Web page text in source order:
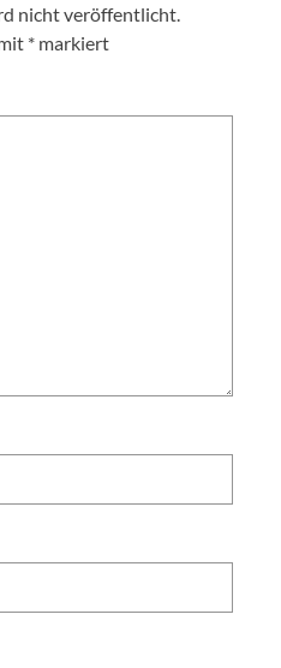
nicht veröffentlicht.
* markiert